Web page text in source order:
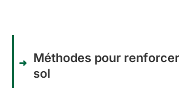
Méthodes pour
sol